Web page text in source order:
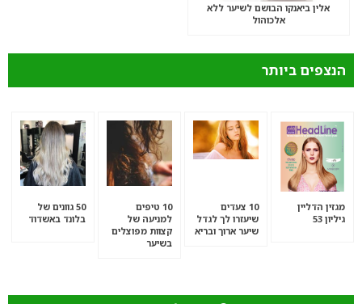
אלין ביאנקו הבושם לשיער ללא
אלכוהול
הנצפים ביותר
מגזין הדליין
גיליון 53
10 צעדים
שיעזרו לך לגדל
שיער ארוך ובריא
10 טיפים
למניעה של
קצוות מפוצלים
בשיער
50 גוונים של
בלונד באשדוד